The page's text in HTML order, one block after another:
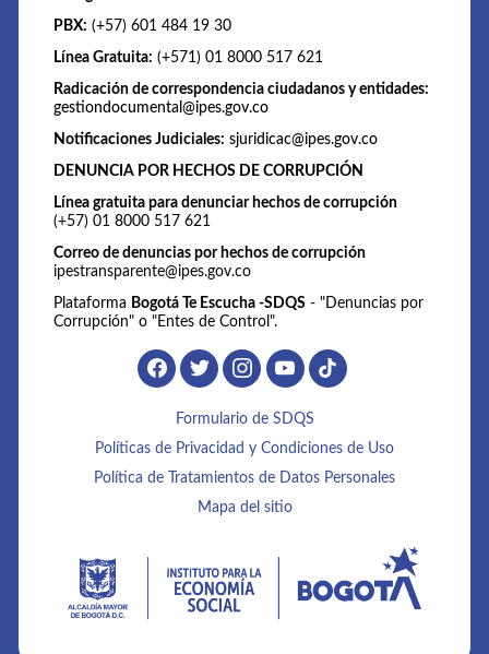
PBX: (+57) 601 484 19 30
Línea Gratuita: (+571) 01 8000 517 621
Radicación de correspondencia ciudadanos y entidades:
gestiondocumental@ipes.gov.co
Notificaciones Judiciales: sjuridicac@ipes.gov.co
DENUNCIA POR HECHOS DE CORRUPCIÓN
Línea gratuita para denunciar hechos de corrupción
(+57) 01 8000 517 621
Correo de denuncias por hechos de corrupción
ipestransparente@ipes.gov.co
Plataforma Bogotá Te Escucha -SDQS - "Denuncias por
Corrupción" o "Entes de Control".
Formulario de SDQS
Políticas de Privacidad y Condiciones de Uso
Política de Tratamientos de Datos Personales
Mapa del sitio